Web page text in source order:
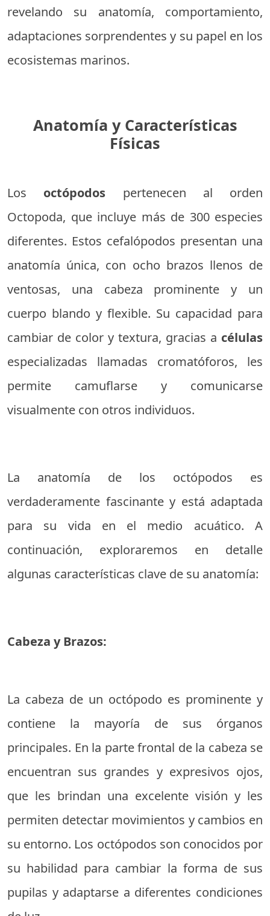
revelando su anatomía, comportamiento,
adaptaciones sorprendentes y su papel en los
ecosistemas marinos.
Anatomía y Características
Físicas
Los octópodos pertenecen al orden
Octopoda, que incluye más de 300 especies
diferentes. Estos cefalópodos presentan una
anatomía única, con ocho brazos llenos de
ventosas, una cabeza prominente y un
cuerpo blando y flexible. Su capacidad para
cambiar de color y textura, gracias a células
especializadas llamadas cromatóforos, les
permite camuflarse y comunicarse
visualmente con otros individuos.
La anatomía de los octópodos es
verdaderamente fascinante y está adaptada
para su vida en el medio acuático. A
continuación, exploraremos en detalle
algunas características clave de su anatomía:
Cabeza y Brazos:
La cabeza de un octópodo es prominente y
contiene la mayoría de sus órganos
principales. En la parte frontal de la cabeza se
encuentran sus grandes y expresivos ojos,
que les brindan una excelente visión y les
permiten detectar movimientos y cambios en
su entorno. Los octópodos son conocidos por
su habilidad para cambiar la forma de sus
pupilas y adaptarse a diferentes condiciones